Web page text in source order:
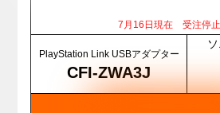
7月16日現在 受注停
PlayStation Link USBアダプター
CFI-ZWA3J